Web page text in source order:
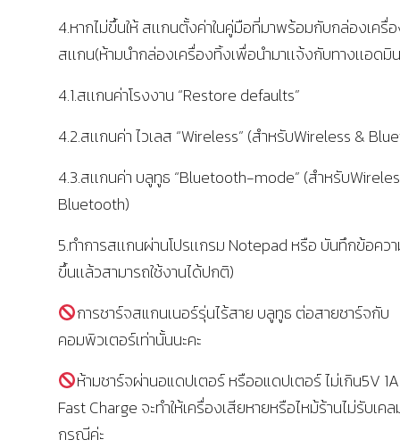
4.หากไม่ขึ้นให้ สเเกนตั้งค่าในคู่มือที่มาพร้อมกับกล่องเครื่
สเเกน(ห้ามนำกล่องเครื่องทิ้งเพื่อนำมาเเจ้งกับทางเเอดมิ
4.1.สเเกนค่าโรงงาน “Restore defaults”
4.2.สเเกนค่า ไวเลส “Wireless” (สำหรับWireless &
4.3.สเเกนค่า บลูทูธ “Bluetooth-mode” (สำหรับ
Bluetooth)
5.ทำการสเเกนผ่านโปรเเกรม Notepad หรือ บันทึกข้อคว
ขึ้นเเล้วสามารถใช้งานได้ปกติ)
การชาร์จสแกนเนอร์รุ่นไร้สาย บลูทูธ ต่อสายชาร์จกับ
คอมพิวเตอร์เท่านั้นนะคะ
ห้ามชาร์จผ่านอแดปเตอร์ หรืออแดปเตอร์ ไม่เกิน5V
Fast Charge จะทำให้เครื่องเสียหายหรือไหม้ร้านไม่รับเค
กรณีค่ะ